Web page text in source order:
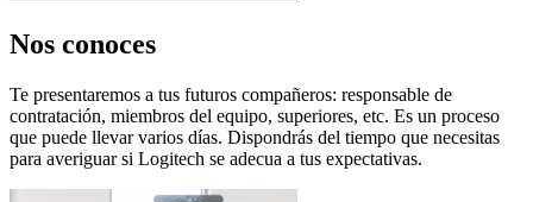
Nos conoces
Te presentaremos a tus futuros compañeros: responsable de
contratación, miembros del equipo, superiores, etc. Es un proceso
que puede llevar varios días. Dispondrás del tiempo que necesitas
para averiguar si Logitech se adecua a tus expectativas.